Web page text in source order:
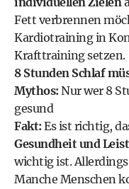
Fett verbrennen
Kardiotraining in
Krafttraining setzen.
8 Stunden Schlaf
Mythos: Nur wer 8
gesund
Fakt: Es ist richtig,
Gesundheit und
wichtig ist.
Manche Menschen